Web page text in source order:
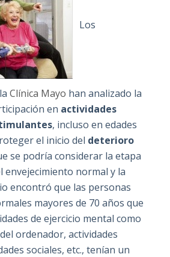
Los
Clínica Mayo han analizado la
en actividades
, incluso en edades
el inicio del deterioro
se podría considerar la etapa
envejecimiento normal y la
encontró que las personas
mayores de 70 años que
de ejercicio mental como
ordenador, actividades
sociales, etc., tenían un